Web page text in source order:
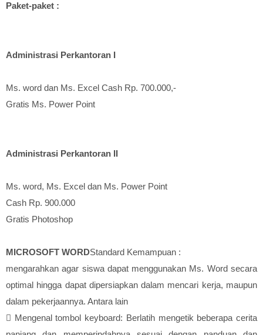
Paket-paket :
Administrasi Perkantoran I
Ms. word dan Ms. Excel Cash Rp. 700.000,-
Gratis Ms. Power Point
Administrasi Perkantoran II
Ms. word, Ms. Excel dan Ms. Power Point
Cash Rp. 900.000
Gratis Photoshop
MICROSOFT WORDStandard Kemampuan :
mengarahkan agar siswa dapat menggunakan Ms. Word secara
optimal hingga dapat dipersiapkan dalam mencari kerja, maupun
dalam pekerjaannya. Antara lain
 Mengenal tombol keyboard: Berlatih mengetik beberapa cerita